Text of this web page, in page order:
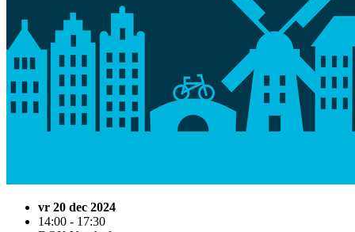
vr 20 dec 2024
14:00 - 17:30